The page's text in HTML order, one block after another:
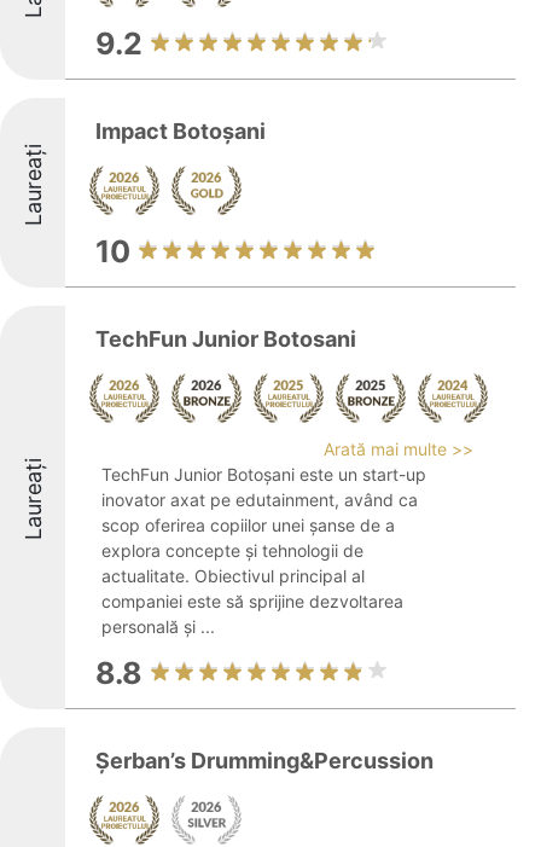
9.2
Laureați
Impact Botoșani
10
Laureați
TechFun Junior Botosani
Arată mai multe >>
TechFun Junior Botoșani este un start-up
inovator axat pe edutainment, având ca
scop oferirea copiilor unei șanse de a
explora concepte și tehnologii de
actualitate. Obiectivul principal al
companiei este să sprijine dezvoltarea
personală și ...
8.8
Șerban’s Drumming&Percussion